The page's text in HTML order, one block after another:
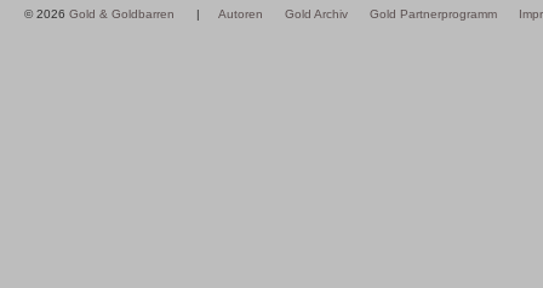
© 2026 Gold & Goldbarren | Autoren Gold Archiv Gold Partnerprogramm